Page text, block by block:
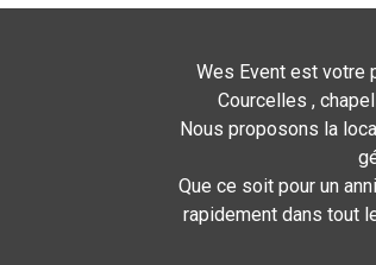
Wes Event est votre
Courcelles ,
Nous proposons la
Que ce soit pour un
rapidement dans tout